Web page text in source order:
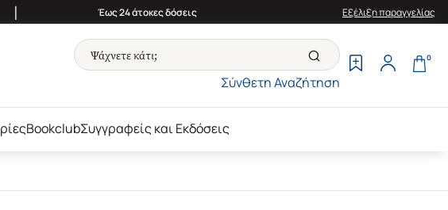
| Έως 24 άτοκες δόσεις Εξέλιξη παραγγελίας
Σύνθετη Αναζήτηση
0
BookclubΣυγγραφείς και Εκδόσεις